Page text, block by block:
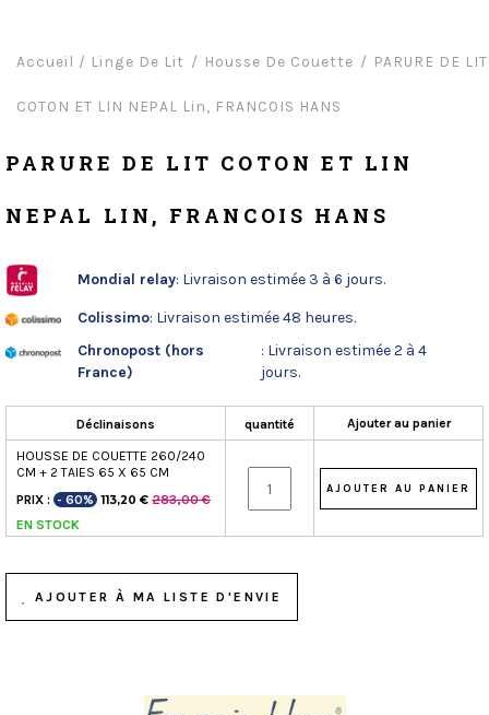
Accueil / Linge De Lit Housse De Couette PARURE DE LIT
COTON ET LIN NEPAL Lin, FRANCOIS HANS
PARURE DE LIT COTON ET LIN
NEPAL LIN, FRANCOIS HANS
Mondial relay: Livraison estimée 3 à 6 jours.
Colissimo: Livraison estimée 48 heures.
Chronopost (hors
France)
: Livraison estimée 2 à 4
jours.
Déclinaisons quantité Ajouter au panier
HOUSSE DE COUETTE 260/240
CM + 2 TAIES 65 X 65 CM
PRIX : - 60% 113,20 € 283,00 €
EN STOCK
AJOUTER À MA LISTE D'ENVIE